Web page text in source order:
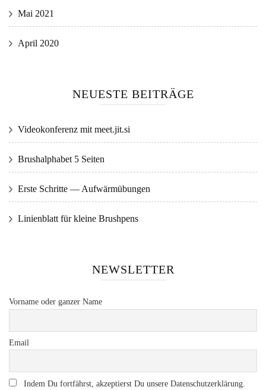
Mai 2021
April 2020
NEUESTE BEITRÄGE
Videokonferenz mit meet.jit.si
Brushalphabet 5 Seiten
Erste Schritte — Aufwärmübungen
Linienblatt für kleine Brushpens
NEWSLETTER
Vorname oder ganzer Name
Email
Indem Du fortfährst, akzeptierst Du unsere Datenschutzerklärung.